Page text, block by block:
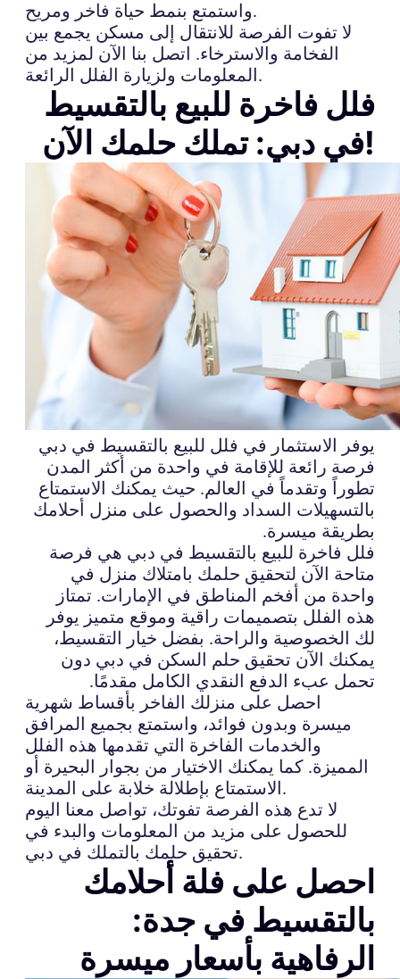
واستمتع بنمط حياة فاخر ومريح.
لا تفوت الفرصة للانتقال إلى مسكن يجمع بين
الفخامة والاسترخاء. اتصل بنا الآن لمزيد من
المعلومات ولزيارة الفلل الرائعة.
فلل فاخرة للبيع بالتقسيط
في دبي: تملك حلمك الآن!
يوفر الاستثمار في فلل للبيع بالتقسيط في دبي
فرصة رائعة للإقامة في واحدة من أكثر المدن
تطوراً وتقدماً في العالم. حيث يمكنك الاستمتاع
بالتسهيلات السداد والحصول على منزل أحلامك
بطريقة ميسرة.
فلل فاخرة للبيع بالتقسيط في دبي هي فرصة
متاحة الآن لتحقيق حلمك بامتلاك منزل في
واحدة من أفخم المناطق في الإمارات. تمتاز
هذه الفلل بتصميمات راقية وموقع متميز يوفر
لك الخصوصية والراحة. بفضل خيار التقسيط،
يمكنك الآن تحقيق حلم السكن في دبي دون
تحمل عبء الدفع النقدي الكامل مقدمًا.
احصل على منزلك الفاخر بأقساط شهرية
ميسرة وبدون فوائد، واستمتع بجميع المرافق
والخدمات الفاخرة التي تقدمها هذه الفلل
المميزة. كما يمكنك الاختيار من بجوار البحيرة أو
الاستمتاع بإطلالة خلابة على المدينة.
لا تدع هذه الفرصة تفوتك، تواصل معنا اليوم
للحصول على مزيد من المعلومات والبدء في
تحقيق حلمك بالتملك في دبي.
احصل على فلة أحلامك
بالتقسيط في جدة:
الرفاهية بأسعار ميسرة